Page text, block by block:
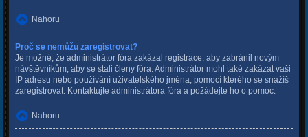
Nahoru
Proč se nemůžu zaregistrovat?
Je možné, že administrátor fóra zakázal registrace, aby zabránil novým
návštěvníkům, aby se stali členy fóra. Administrátor mohl také zakázat vaši
IP adresu nebo používání uživatelského jména, pomocí kterého se snažíš
zaregistrovat. Kontaktujte administrátora fóra a požádejte ho o pomoc.
Nahoru